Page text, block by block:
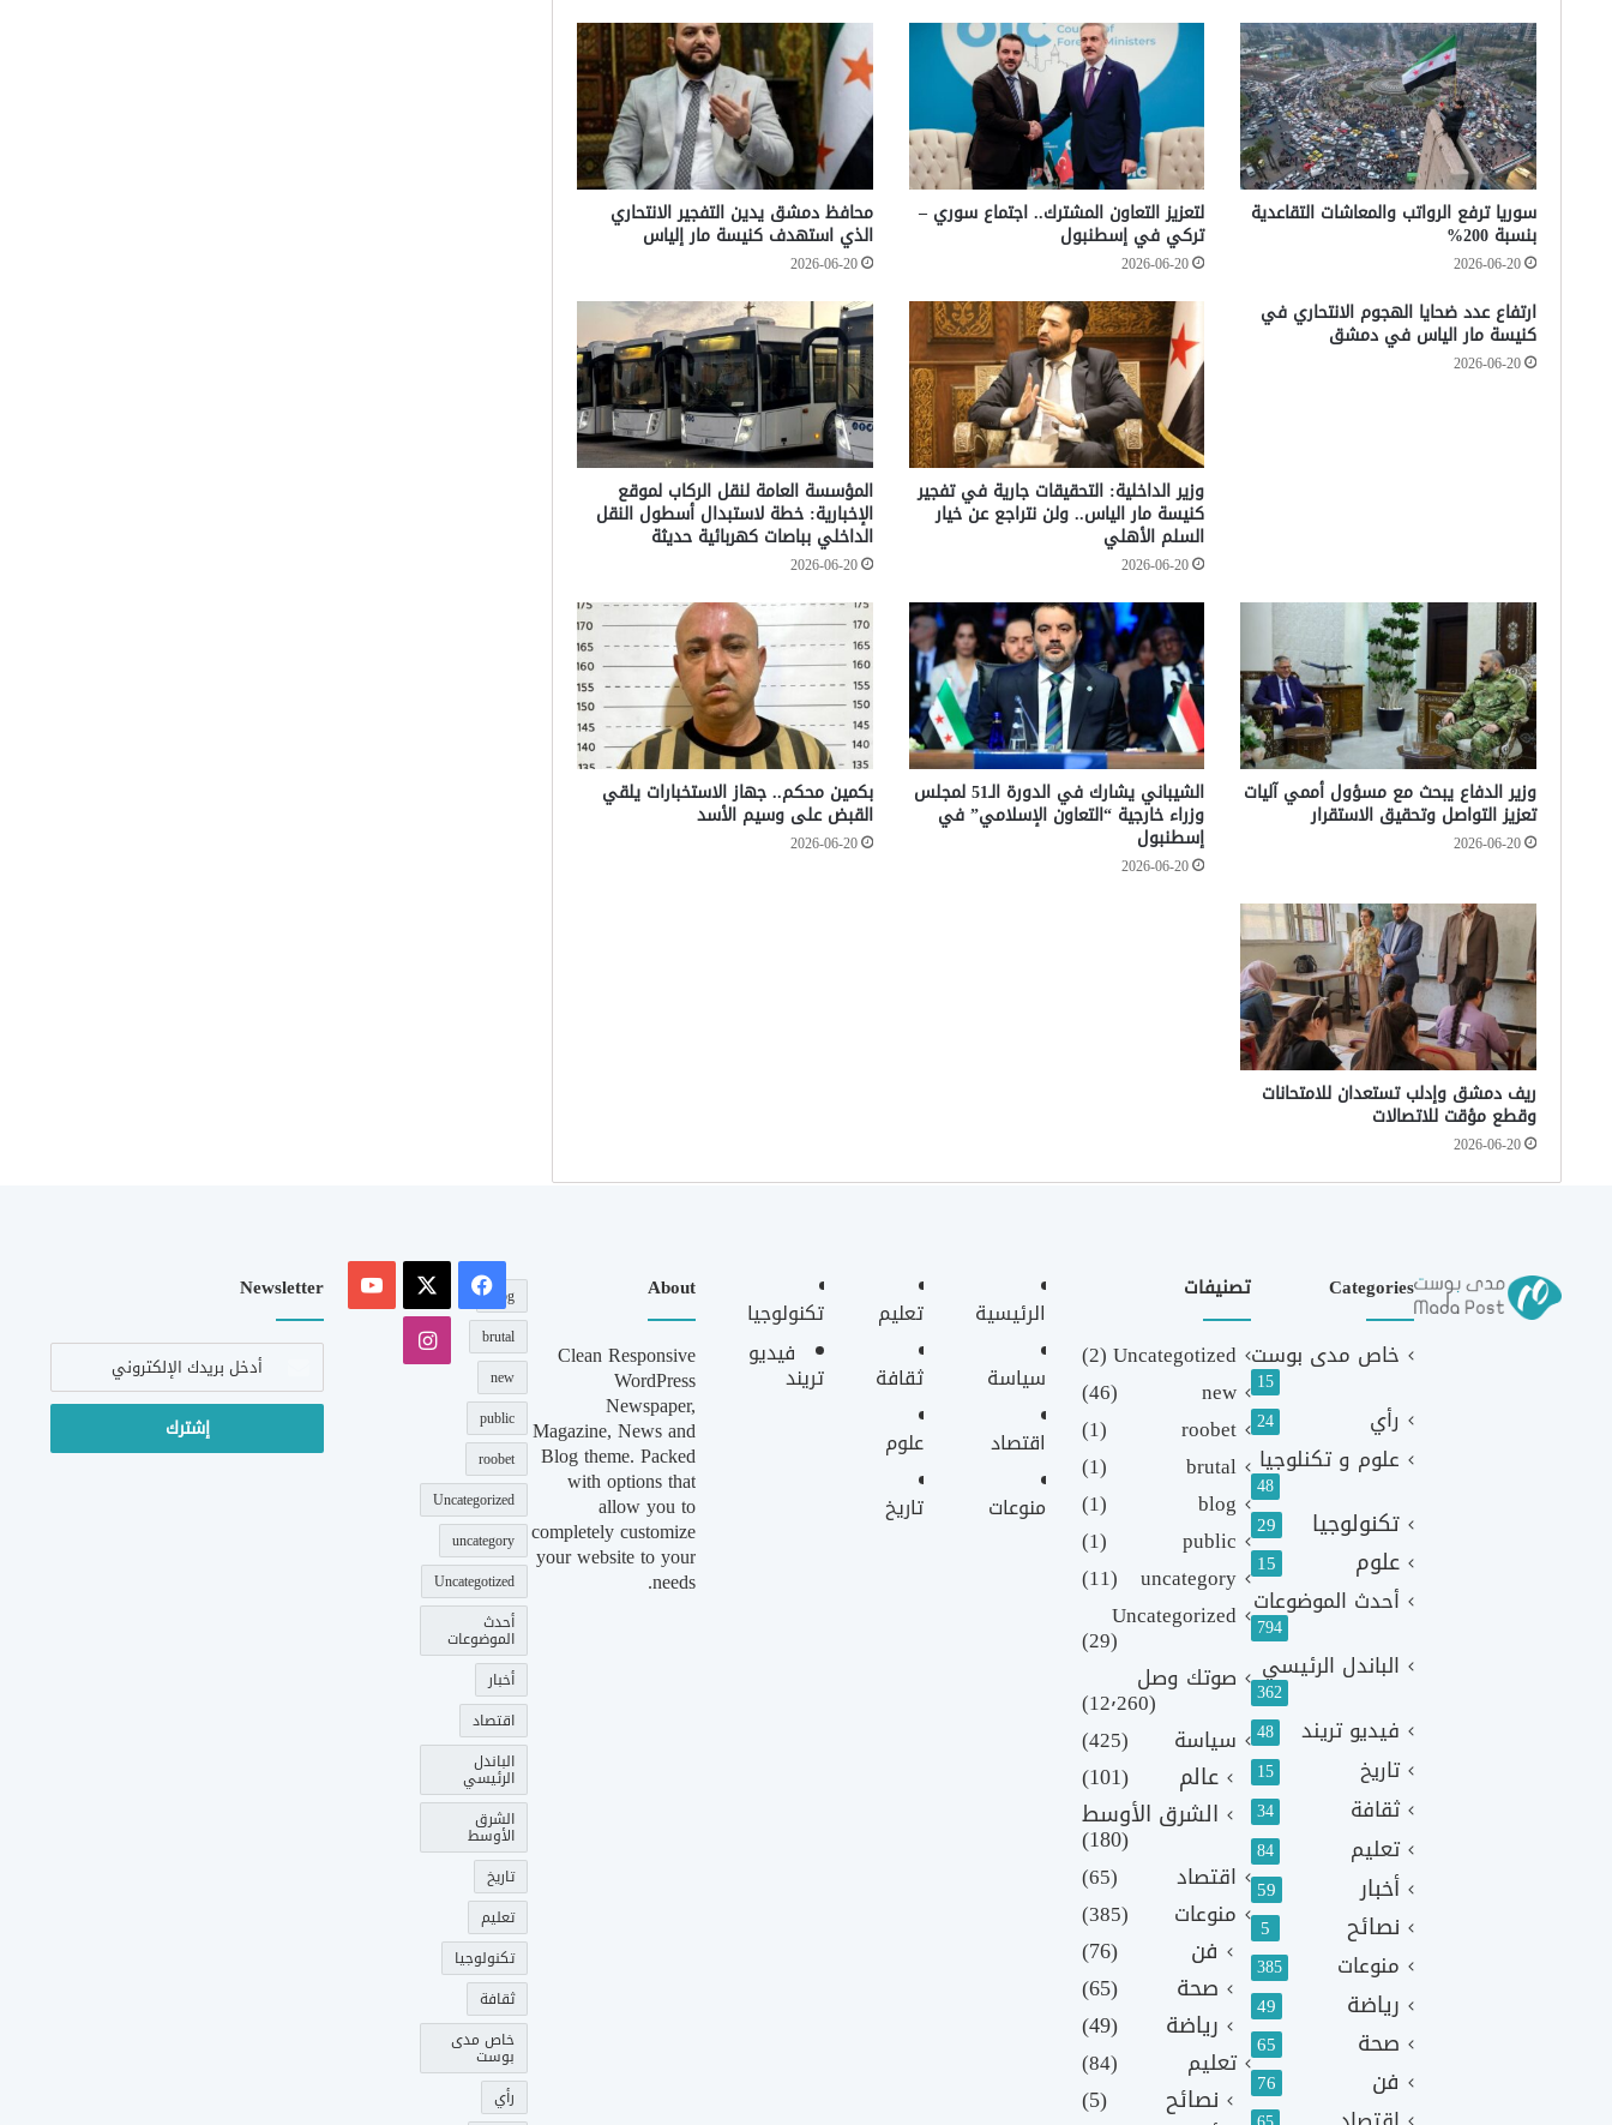
سوريا ترفع الرواتب والمعاشات التقاعدية
بنسبة 200%
2026-06-20
لتعزيز التعاون المشترك.. اجتماع سوري –
تركي في إسطنبول
2026-06-20
محافظ دمشق يدين التفجير الانتحاري
الذي استهدف كنيسة مار إلياس
2026-06-20
ارتفاع عدد ضحايا الهجوم الانتحاري في
كنيسة مار الياس في دمشق
2026-06-20
وزير الداخلية: التحقيقات جارية في تفجير
كنيسة مار الياس.. ولن نتراجع عن خيار
السلم الأهلي
2026-06-20
المؤسسة العامة لنقل الركاب لموقع
الإخبارية: خطة لاستبدال أسطول النقل
الداخلي بباصات كهربائية حديثة
2026-06-20
وزير الدفاع يبحث مع مسؤول أممي آليات
تعزيز التواصل وتحقيق الاستقرار
2026-06-20
الشيباني يشارك في الدورة الـ51 لمجلس
وزراء خارجية “التعاون الإسلامي” في
إسطنبول
2026-06-20
بكمين محكم.. جهاز الاستخبارات يلقي
القبض على وسيم الأسد
2026-06-20
ريف دمشق وإدلب تستعدان للامتحانات
وقطع مؤقت للاتصالات
2026-06-20
Categories
خاص مدى بوست
15
رأي 24
علوم و تكنلوجيا
48
تكنولوجيا 29
علوم 15
أحدث الموضوعات
794
الباندل الرئيسي
362
فيديو تريند 48
تاريخ 15
ثقافة 34
تعليم 84
أخبار 59
نصائح 5
منوعات 385
رياضة 49
صحة 65
فن 76
تصنيفات
Uncategotized
(2)
new
(46)
roobet
(1)
brutal
(1)
blog
(1)
public
(1)
uncategory
(11)
Uncategorized
(29)
صوتك وصل
(12٬260)
سياسة
(425)
عالم
(101)
الشرق الأوسط
(180)
اقتصاد
(65)
منوعات
(385)
فن
(76)
صحة
(65)
رياضة
(49)
تعليم (84)
نصائح
(5)
الرئيسية
سياسة
اقتصاد
منوعات
تعليم
ثقافة
علوم
تاريخ
تكنولوجيا
فيديو
تريند
About
Clean Responsive
WordPress
Newspaper,
Magazine, News and
Blog theme. Packed
with options that
allow you to
completely customize
your website to your
needs.
blog
brutal
new
public
roobet
Uncategorized
uncategory
Uncategotized
أحدث
الموضوعات
أخبار
اقتصاد
الباندل
الرئيسي
الشرق
الأوسط
تاريخ
تعليم
تكنولوجيا
ثقافة
خاص مدى
بوست
رأي
فيسبوك
‫X
‫YouTube
انستقرام
Newsletter
أدخل
الإلكتروني